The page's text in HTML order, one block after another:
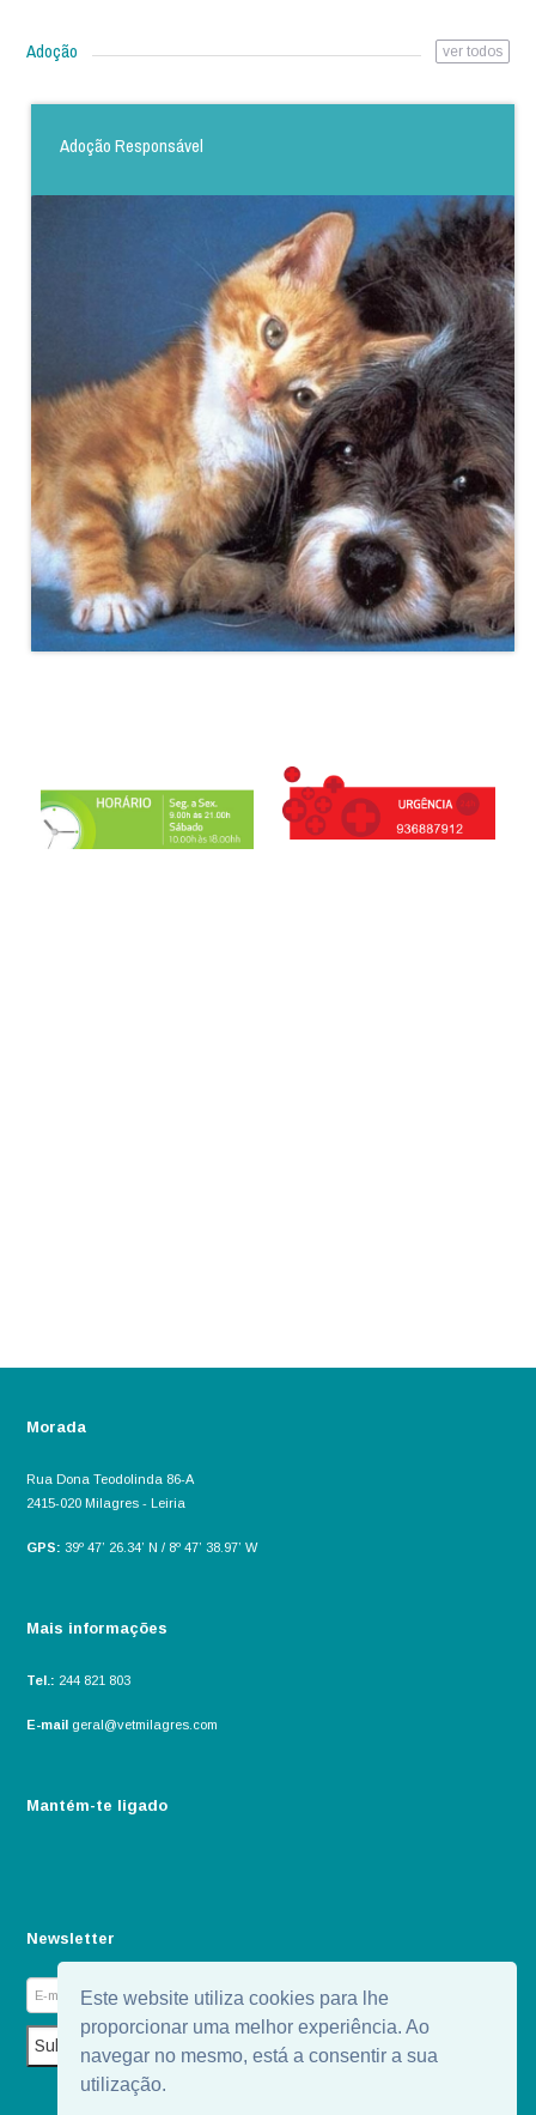
Este website utiliza cookies para lhe
proporcionar uma melhor experiência. Ao
navegar no mesmo, está a consentir a sua
utilização.
Adoção ver todos
Adoção Responsável
Morada
Rua Dona Teodolinda 86-A
2415-020 Milagres - Leiria
GPS: 39º 47’ 26.34’ N / 8º 47’ 38.97’ W
Mais informações
Tel.: 244 821 803
E-mail geral@vetmilagres.com
Mantém-te ligado
Newsletter